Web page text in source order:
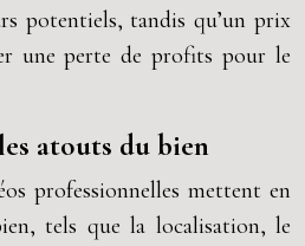
potentiels, tandis qu’un prix
une perte de profits pour le
atouts du bien
professionnelles mettent en
tels que la localisation, le